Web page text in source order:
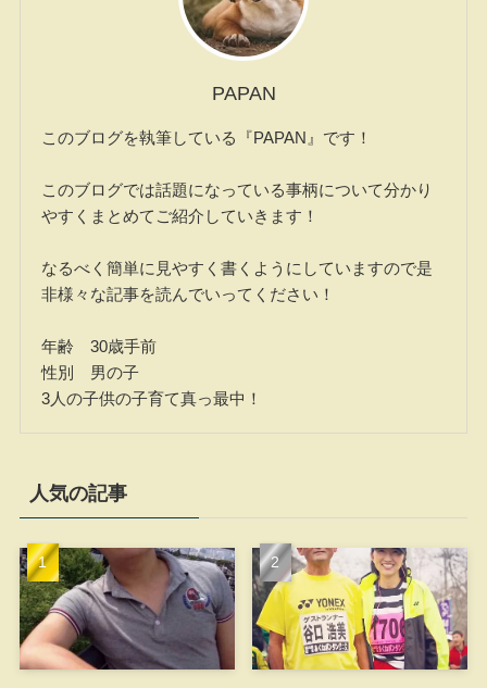
PAPAN
このブログを執筆している『PAPAN』です！
このブログでは話題になっている事柄について分かり
やすくまとめてご紹介していきます！
なるべく簡単に見やすく書くようにしていますので是
非様々な記事を読んでいってください！
年齢 30歳手前
性別 男の子
3人の子供の子育て真っ最中！
人気の記事